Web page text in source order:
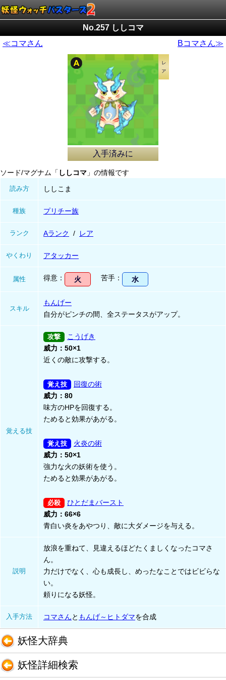
No.257 ししコマ
≪コマさん
Bコマさん≫
入手済みに
ソード/マグナム「 ししコマ 」の情報です
読み方 ししこま
種族 プリチー族
ランク Aランク レア
やくわり アタッカー
属性 得意 火 苦手 水
スキル
もんげー
自分がピンチの間、全ステータスがアップ。
覚える技
こうげき
威力：50×1
近くの敵に攻撃する。
回復の術
威力：80
味方のHPを回復する。
ためると効果があがる。
火炎の術
威力：50×1
強力な火の妖術を使う。
ためると効果があがる。
ひとだまバースト
威力：66×6
青白い炎をあやつり、敵に大ダメージを与える。
説明
放浪を重ねて、見違えるほどたくましくなったコマさ
ん。
力だけでなく、心も成長し、めったなことではビビらな
い。
頼りになる妖怪。
入手方法 コマさんと もんげ～ヒトダマを合成
妖怪大辞典
妖怪詳細検索